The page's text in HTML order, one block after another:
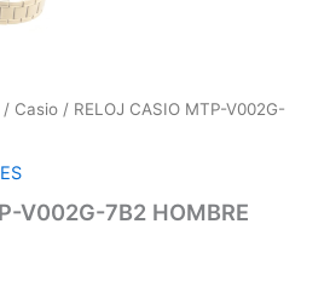
/ Casio / RELOJ CASIO MTP-V002G-
V002G-7B2 HOMBRE